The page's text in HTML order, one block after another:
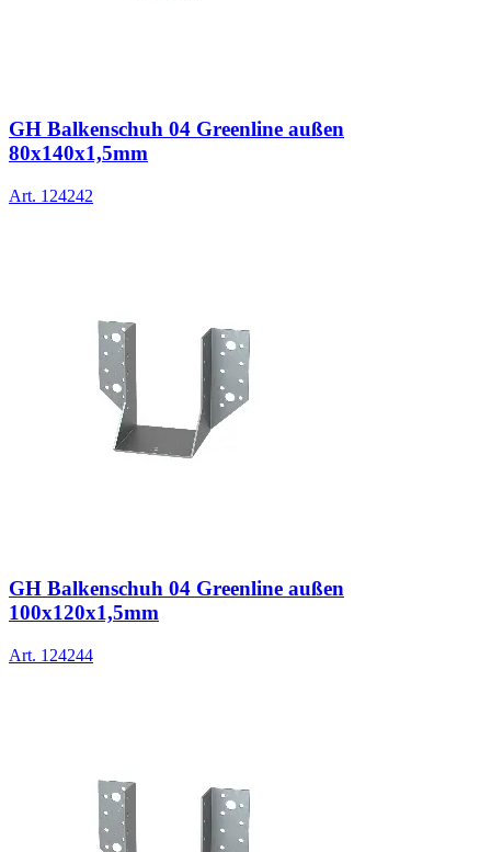
GH Balkenschuh 04 Greenline außen
80x140x1,5mm
Art. 124242
GH Balkenschuh 04 Greenline außen
100x120x1,5mm
Art. 124244